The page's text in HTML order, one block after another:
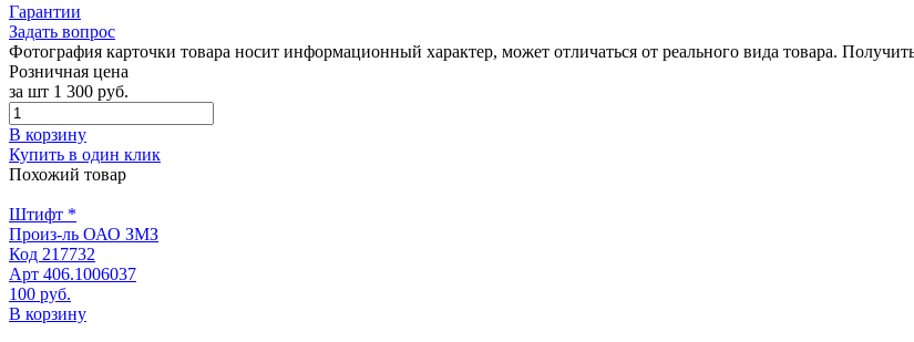
Гарантии
Задать вопрос
Фотография карточки товара носит информационный характер, может отличаться от реального вида товара.
Розничная цена
за шт 1 300 руб.
В корзину
Купить в один клик
Похожий товар
Штифт *
Произ-ль ОАО ЗМЗ
Код 217732
Арт 406.1006037
100 руб.
В корзину